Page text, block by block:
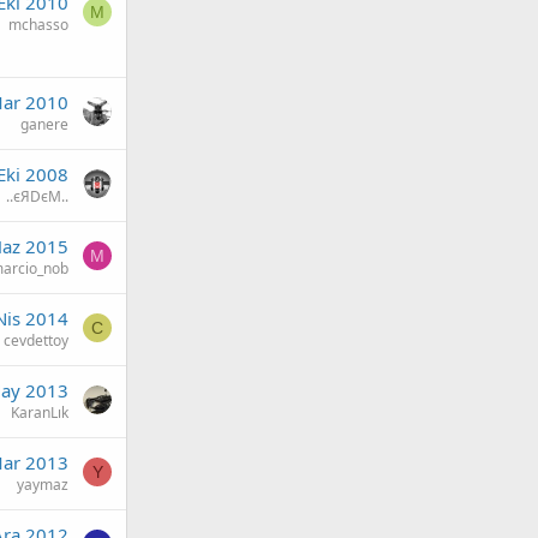
mchasso
M
2010
ganere
2008
..єЯDєM..
2015 M
2014
cevdettoy
C
2013
KaranLık
2013
yaymaz
Y